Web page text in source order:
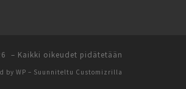
– Kaikki oikeudet pidätetään
by WP – Suunniteltu Customizrilla